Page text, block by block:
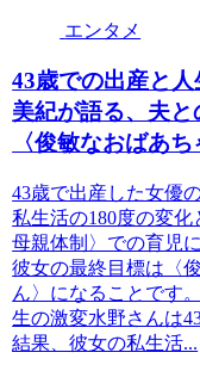
エンタメ
43歳での出産と
美紀が語る、夫と
〈俊敏なおばあ
43歳で出産した女優
私生活の180度の変化
母親体制〉での育児
彼女の最終目標は〈
ん〉になることです
生の激変水野さんは
結果、彼女の私生活...